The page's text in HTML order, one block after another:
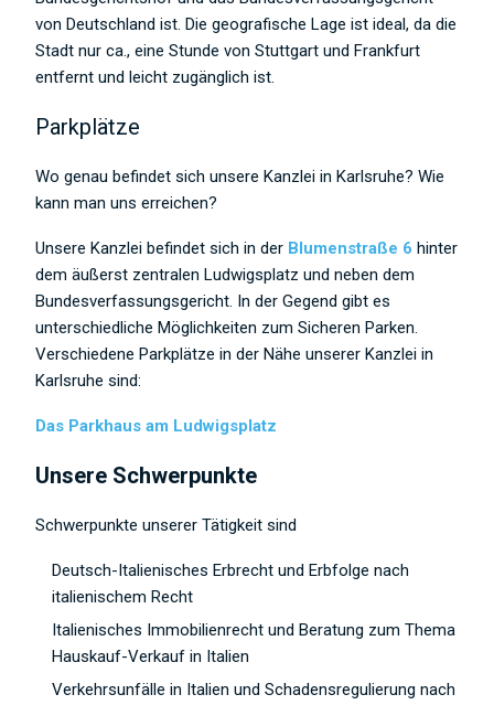
von Deutschland ist. Die geografische Lage ist ideal, da die
Stadt nur ca., eine Stunde von Stuttgart und Frankfurt
entfernt und leicht zugänglich ist.
Parkplätze
Wo genau befindet sich unsere Kanzlei in Karlsruhe? Wie
kann man uns erreichen?
Unsere Kanzlei befindet sich in der Blumenstraße 6 hinter
dem äußerst zentralen Ludwigsplatz und neben dem
Bundesverfassungsgericht. In der Gegend gibt es
unterschiedliche Möglichkeiten zum Sicheren Parken.
Verschiedene Parkplätze in der Nähe unserer Kanzlei in
Karlsruhe sind:
Das Parkhaus am Ludwigsplatz
Unsere Schwerpunkte
Schwerpunkte unserer Tätigkeit sind
Deutsch-Italienisches Erbrecht und Erbfolge nach
italienischem Recht
Italienisches Immobilienrecht und Beratung zum Thema
Hauskauf-Verkauf in Italien
Verkehrsunfälle in Italien und Schadensregulierung nach